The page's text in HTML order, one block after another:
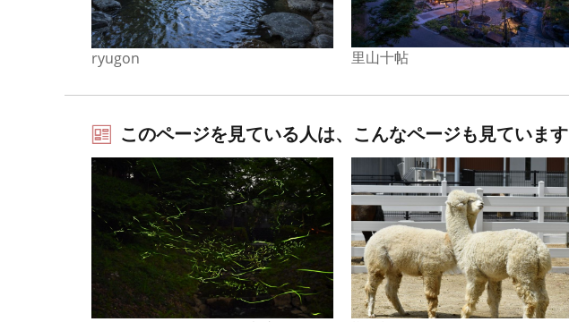
ryugon 里山十帖
このページを見ている人は、こんなページも見ています